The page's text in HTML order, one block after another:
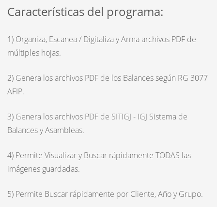
Características del programa:
1) Organiza, Escanea / Digitaliza y Arma archivos PDF de
múltiples hojas.
2) Genera los archivos PDF de los Balances según RG 3077
AFIP.
3) Genera los archivos PDF de SITIGJ - IGJ Sistema de
Balances y Asambleas.
4) Permite Visualizar y Buscar rápidamente TODAS las
imágenes guardadas.
5) Permite Buscar rápidamente por Cliente, Año y Grupo.